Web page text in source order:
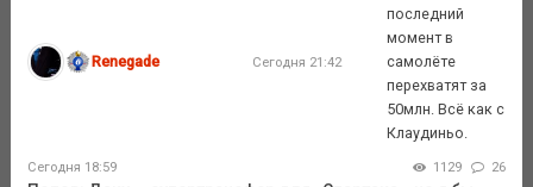
Renegade Сегодня 21:42
последний
момент в
самолёте
перехватят за
50млн. Всё как с
Клаудиньо.
Сегодня 18:59 1129 26